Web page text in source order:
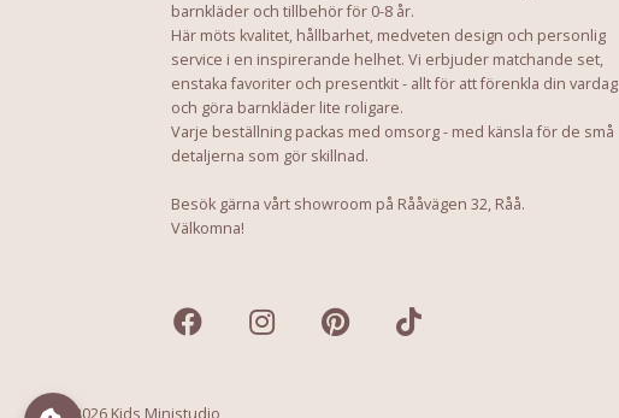
barnkläder och tillbehör för 0-8 år.
Här möts kvalitet, hållbarhet, medveten design och personlig
service i en inspirerande helhet. Vi erbjuder matchande set,
enstaka favoriter och presentkit - allt för att förenkla din vardag
och göra barnkläder lite roligare.
Varje beställning packas med omsorg - med känsla för de små
detaljerna som gör skillnad.
Besök gärna vårt showroom på Rååvägen 32, Råå.
Välkomna!